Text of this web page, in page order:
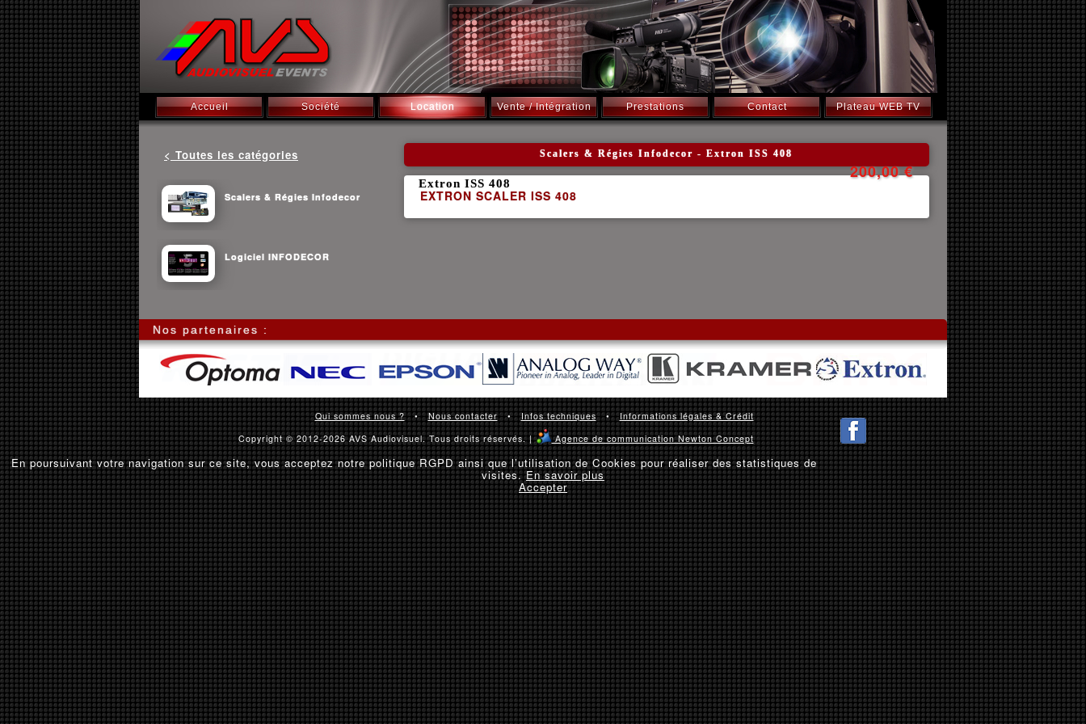
Accueil Société Location Vente / Intégration Prestations Contact Plateau WEB TV
< Toutes les catégories
Scalers & Régies Infodecor
Logiciel INFODECOR
Scalers & Régies Infodecor - Extron ISS 408
Extron ISS 408
200,00 €
EXTRON SCALER ISS 408
Nos partenaires :
Qui sommes nous ?•Nous contacter•Infos techniques•Informations légales & Crédit
Copyright © 2012-2026 AVS Audiovisuel. Tous droits réservés. |
Agence de communication Newton Concept
En poursuivant votre navigation sur ce site, vous acceptez notre politique RGPD ainsi que l’utilisation de Cookies pour réaliser des statistiques de
visites.En savoir plus
Accepter